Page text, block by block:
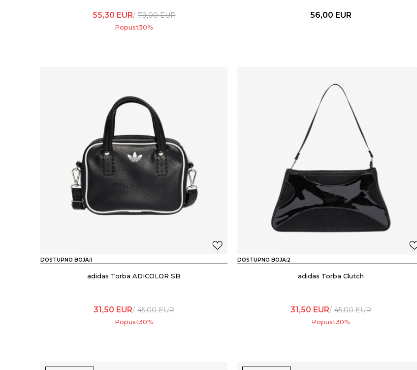
55,30 EUR 79,00EUR
Popust30%
56,00 EUR
DOSTUPNO BOJA:1
adidas Torba ADICOLOR SB
31,50 EUR 45,00EUR
Popust30%
DOSTUPNO BOJA:2
adidas Torba Clutch
31,50 EUR 45,00EUR
Popust30%